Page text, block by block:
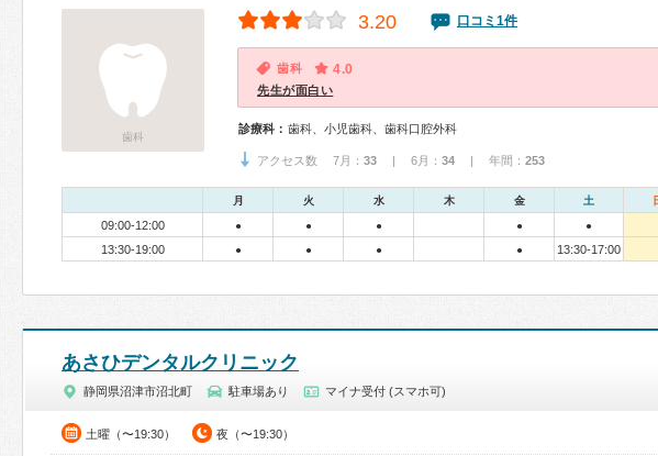
歯科
3.20 口コミ1件
歯科 4.0
先生が面白い
診療科： 歯科、小児歯科、歯科口腔外科
アクセス数 7月： 33 | 6月： 34 | 年間： 253
月 火 水 木 金 土
09:00-12:00 ● ● ● ● ●
13:30-19:00 ● ● ● ● 13:30-17:00
あさひデンタルクリニック
静岡県沼津市沼北町 駐車場あり マイナ受付 (スマホ可)
土曜（〜19:30） 夜（〜19:30）